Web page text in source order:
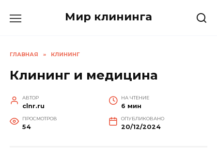
Мир клининга
ГЛАВНАЯ » КЛИНИНГ
Клининг и медицина
АВТОР
clnr.ru
НА ЧТЕНИЕ
6 мин
ПРОСМОТРОВ
54
ОПУБЛИКОВАНО
20/12/2024